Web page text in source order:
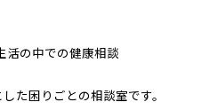
活の中での健康相談
た困りごとの相談室です。